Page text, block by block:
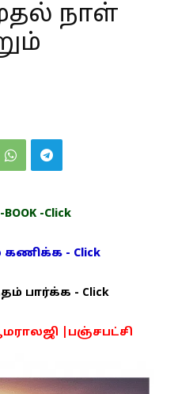
நாள்
-Click
- Click
பார்க்க - Click
|பஞ்சபட்சி